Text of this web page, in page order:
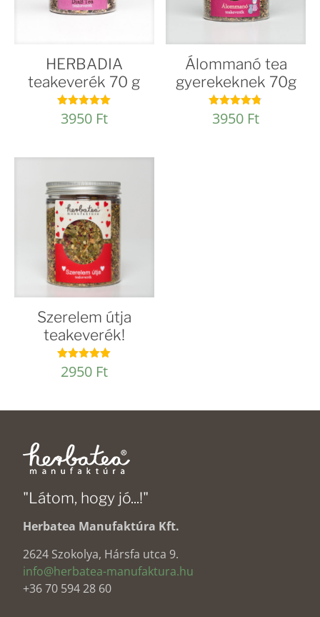
HERBADIA
teakeverék 70 g
Értékelés:
5.00
3950 Ft
Álommanó tea
gyerekeknek 70g
Értékelés:
4.74
3950 Ft
Szerelem útja
teakeverék!
Értékelés:
5.00
2950 Ft
"Látom, hogy jó...!"
Herbatea Manufaktúra Kft.
2624 Szokolya, Hársfa utca 9.
info@herbatea-manufaktura.hu
+36 70 594 28 60